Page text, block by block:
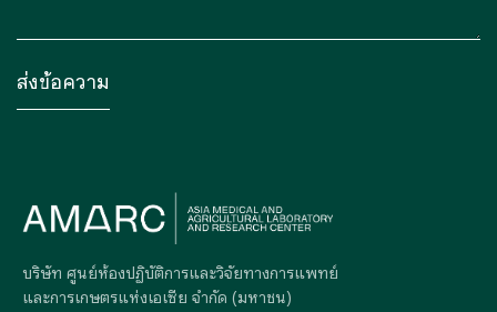
บริษัท ศูนย์ห้องปฏิบัติการและวิจัยทางการแพทย์
และการเกษตรแห่งเอเซีย จำกัด (มหาชน)